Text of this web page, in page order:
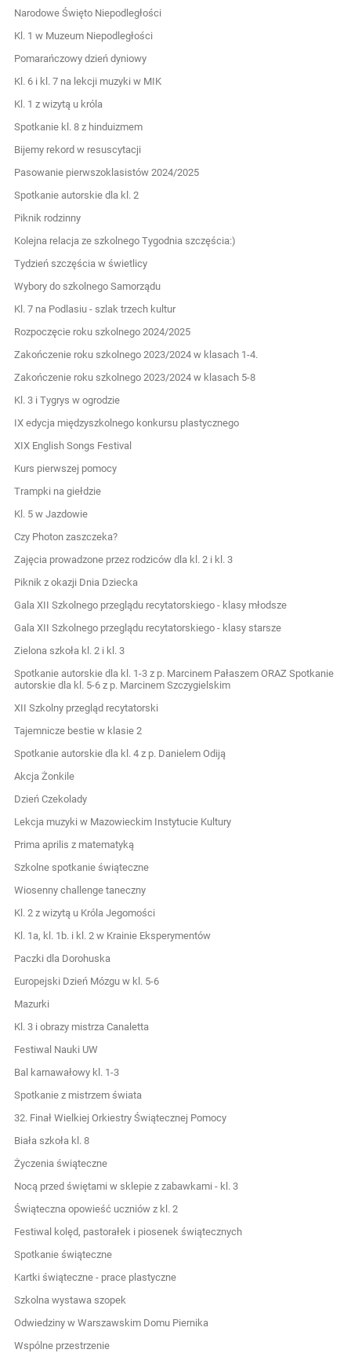
Narodowe Święto Niepodległości
Kl. 1 w Muzeum Niepodległości
Pomarańczowy dzień dyniowy
Kl. 6 i kl. 7 na lekcji muzyki w MIK
Kl. 1 z wizytą u króla
Spotkanie kl. 8 z hinduizmem
Bijemy rekord w resuscytacji
Pasowanie pierwszoklasistów 2024/2025
Spotkanie autorskie dla kl. 2
Piknik rodzinny
Kolejna relacja ze szkolnego Tygodnia szczęścia:)
Tydzień szczęścia w świetlicy
Wybory do szkolnego Samorządu
Kl. 7 na Podlasiu - szlak trzech kultur
Rozpoczęcie roku szkolnego 2024/2025
Zakończenie roku szkolnego 2023/2024 w klasach 1-4.
Zakończenie roku szkolnego 2023/2024 w klasach 5-8
Kl. 3 i Tygrys w ogrodzie
IX edycja międzyszkolnego konkursu plastycznego
XIX English Songs Festival
Kurs pierwszej pomocy
Trampki na giełdzie
Kl. 5 w Jazdowie
Czy Photon zaszczeka?
Zajęcia prowadzone przez rodziców dla kl. 2 i kl. 3
Piknik z okazji Dnia Dziecka
Gala XII Szkolnego przeglądu recytatorskiego - klasy młodsze
Gala XII Szkolnego przeglądu recytatorskiego - klasy starsze
Zielona szkoła kl. 2 i kl. 3
Spotkanie autorskie dla kl. 1-3 z p. Marcinem Pałaszem ORAZ Spotkanie
autorskie dla kl. 5-6 z p. Marcinem Szczygielskim
XII Szkolny przegląd recytatorski
Tajemnicze bestie w klasie 2
Spotkanie autorskie dla kl. 4 z p. Danielem Odiją
Akcja Żonkile
Dzień Czekolady
Lekcja muzyki w Mazowieckim Instytucie Kultury
Prima aprilis z matematyką
Szkolne spotkanie świąteczne
Wiosenny challenge taneczny
Kl. 2 z wizytą u Króla Jegomości
Kl. 1a, kl. 1b. i kl. 2 w Krainie Eksperymentów
Paczki dla Dorohuska
Europejski Dzień Mózgu w kl. 5-6
Mazurki
Kl. 3 i obrazy mistrza Canaletta
Festiwal Nauki UW
Bal karnawałowy kl. 1-3
Spotkanie z mistrzem świata
32. Finał Wielkiej Orkiestry Świątecznej Pomocy
Biała szkoła kl. 8
Życzenia świąteczne
Nocą przed świętami w sklepie z zabawkami - kl. 3
Świąteczna opowieść uczniów z kl. 2
Festiwal kolęd, pastorałek i piosenek świątecznych
Spotkanie świąteczne
Kartki świąteczne - prace plastyczne
Szkolna wystawa szopek
Odwiedziny w Warszawskim Domu Piernika
Wspólne przestrzenie